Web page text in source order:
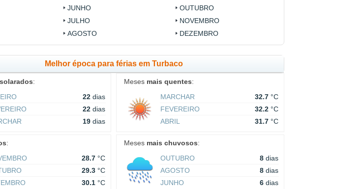
JUNHO
JULHO
AGOSTO
OUTUBRO
NOVEMBRO
DEZEMBRO
Melhor época para férias em Turbaco
:
22 dias
22 dias
19 dias
Meses mais quentes:
MARCHAR
32.7 °C
FEVEREIRO
32.2 °C
ABRIL
31.7 °C
:
28.7 °C
29.3 °C
30.1 °C
Meses mais chuvosos:
OUTUBRO
8 dias
AGOSTO
8 dias
JUNHO
6 dias